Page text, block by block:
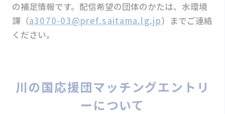
の補足情報です。配信希望の団体のかたは、水環境
課（a3070-03@pref.saitama.lg.jp）までご連絡
ください。
川の国応援団マッチングエントリ
ーについて